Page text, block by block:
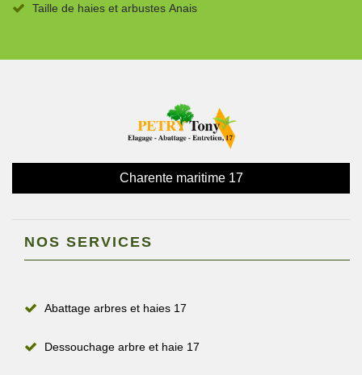
Taille de haies et arbustes Anais
Charente maritime 17
NOS SERVICES
Abattage arbres et haies 17
Dessouchage arbre et haie 17